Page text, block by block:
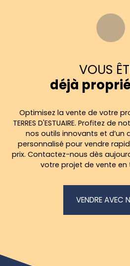
VOUS
déjà
Optimisez la vente de votre
TERRES D'ESTUAIRE. Profitez de
nos outils innovants et
personnalisé pour vendre
prix. Contactez-nous dès
votre projet de vente en
VENDRE AVEC